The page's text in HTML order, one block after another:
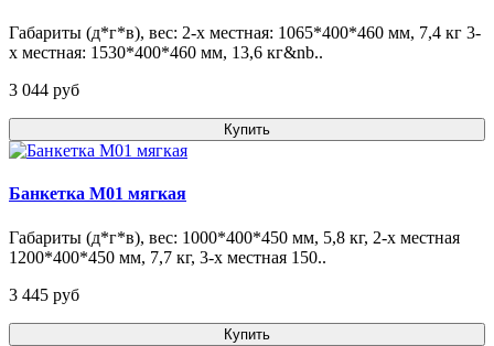
Габариты (д*г*в), вес: 2-х местная: 1065*400*460 мм, 7,4 кг 3-
х местная: 1530*400*460 мм, 13,6 кг&nb..
3 044 pуб
Купить
Банкетка М01 мягкая
Габариты (д*г*в), вес: 1000*400*450 мм, 5,8 кг, 2-х местная
1200*400*450 мм, 7,7 кг, 3-х местная 150..
3 445 pуб
Купить